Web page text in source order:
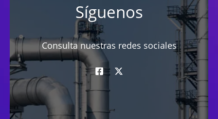
Síguenos
Consulta nuestras redes sociales